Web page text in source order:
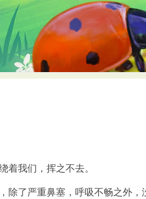
我们，挥之不去。
除了严重鼻塞，呼吸不畅之外